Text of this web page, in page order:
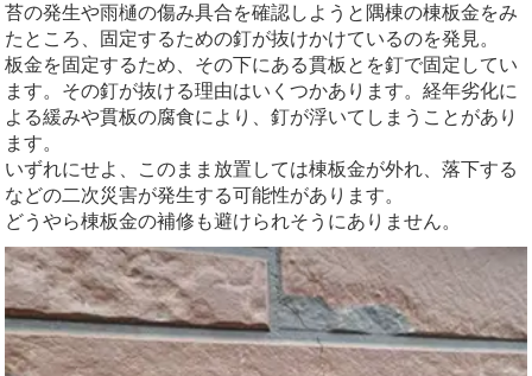
苔の発生や雨樋の傷み具合を確認しようと隅棟の棟板金をみ
たところ、固定するための釘が抜けかけているのを発見。
板金を固定するため、その下にある貫板とを釘で固定してい
ます。その釘が抜ける理由はいくつかあります。経年劣化に
よる緩みや貫板の腐食により、釘が浮いてしまうことがあり
ます。
いずれにせよ、このまま放置しては棟板金が外れ、落下する
などの二次災害が発生する可能性があります。
どうやら棟板金の補修も避けられそうにありません。